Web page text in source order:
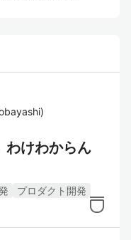
)
わけわからん
プロダクト開発